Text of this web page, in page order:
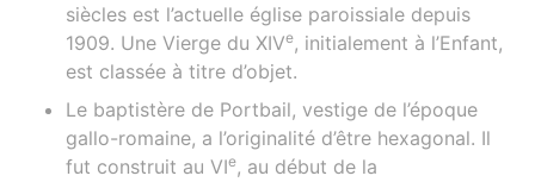
siècles est l’actuelle église paroissiale depuis
1909. Une Vierge du XIVe, initialement à l’Enfant,
est classée à titre d’objet.
Le baptistère de Portbail, vestige de l’époque
gallo-romaine, a l’originalité d’être hexagonal. Il
fut construit au VIe, au début de la